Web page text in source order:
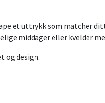
et uttrykk som matcher
middager eller kvelder
og design.